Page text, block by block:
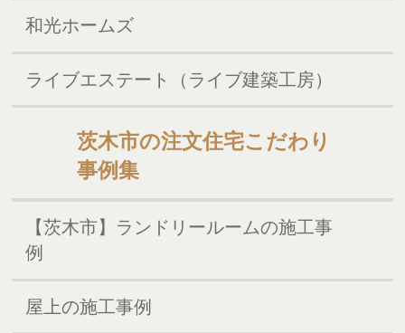
和光ホームズ
ライブエステート（ライブ建築工房）
茨木市の注文住宅こだわり
事例集
【茨木市】ランドリールームの施工事
例
屋上の施工事例